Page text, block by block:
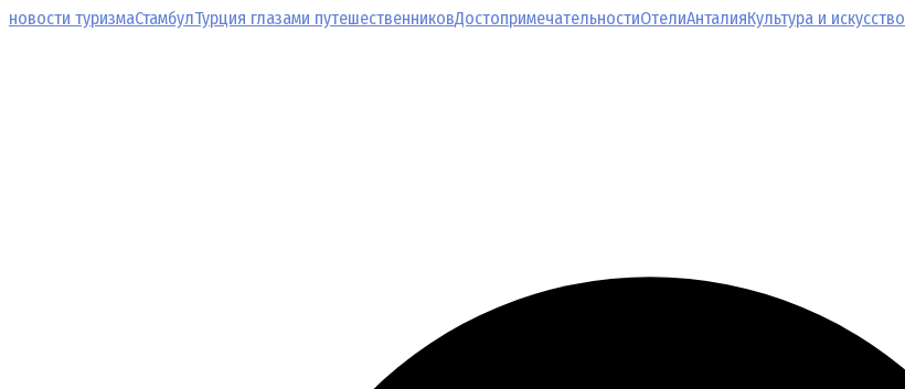
новости туризмаСтамбулТурция глазами путешественниковДостопримечательностиОтелиАнталияКультура и искусство